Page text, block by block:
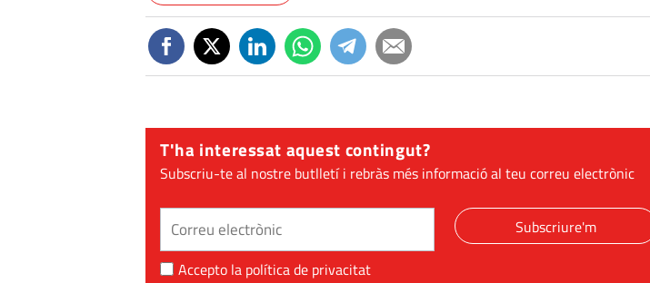
T'ha interessat aquest contingut?
Subscriu-te al nostre butlletí i rebràs més informació al teu correu electrònic
Subscriure'm
Accepto la política de privacitat